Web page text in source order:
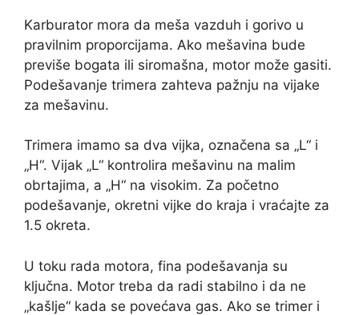
Karburator mora da meša vazduh i gorivo u
pravilnim proporcijama. Ako mešavina bude
previše bogata ili siromašna, motor može gasiti.
Podešavanje trimera zahteva pažnju na vijake
za mešavinu.
Trimera imamo sa dva vijka, označena sa „L“ i
„H“. Vijak „L“ kontrolira mešavinu na malim
obrtajima, a „H“ na visokim. Za početno
podešavanje, okretni vijke do kraja i vraćajte za
1.5 okreta.
U toku rada motora, fina podešavanja su
ključna. Motor treba da radi stabilno i da ne
„kašlje“ kada se povećava gas. Ako se trimer i